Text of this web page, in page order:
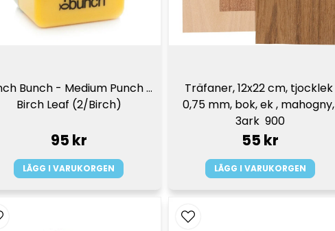
Bunch - Medium Punch -
Birch Leaf (2/Birch)
95 kr
LÄGG I VARUKORGEN
Träfaner, 12x22 cm, tjocklek
0,75 mm, bok, ek , mahogny,
3ark  900
55 kr
LÄGG I VARUKORGEN